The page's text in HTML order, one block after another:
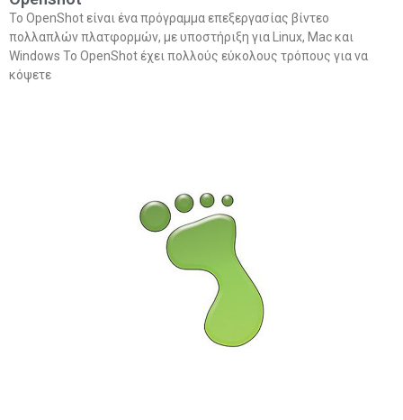
Το OpenShot είναι ένα πρόγραμμα επεξεργασίας βίντεο
πολλαπλών πλατφορμών, με υποστήριξη για Linux, Mac και
Windows Το OpenShot έχει πολλούς εύκολους τρόπους για να
κόψετε